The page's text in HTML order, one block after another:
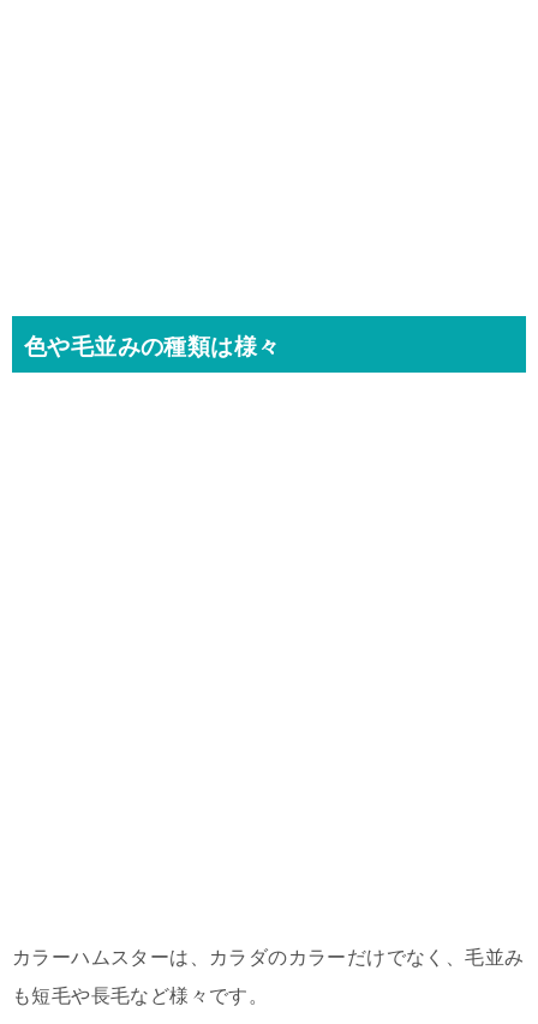
色や毛並みの種類は様々
カラーハムスターは、カラダのカラーだけでなく、毛並み
も短毛や長毛など様々です。